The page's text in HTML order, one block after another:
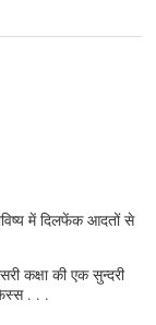
में दिलफेंक आदतों से
कक्षा की एक सुन्दरी
. . .